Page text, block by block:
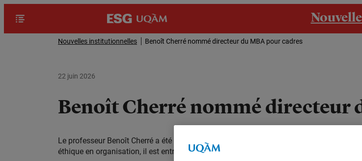
Nouvelles institutionnelles Benoît Cherré nommé directeur du MBA pour cadres
22 juin 2026
Benoît Cherré nommé directeur
Le professeur Benoît Cherré a été nommé directeur du programme de MBA pour
éthique en organisation, il est entré en fonction le 1er juin 2026.